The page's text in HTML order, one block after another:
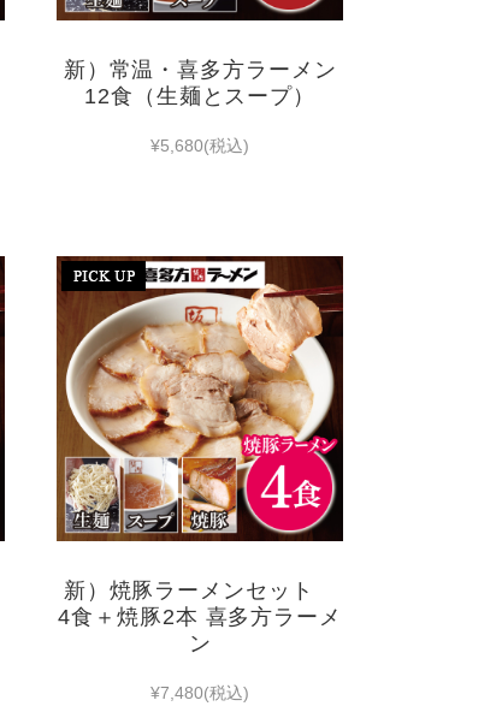
新）常温・喜多方ラーメン
12食（生麺とスープ）
¥5,680(税込)
新）焼豚ラーメンセット
4食＋焼豚2本 喜多方ラーメ
ン
¥7,480(税込)